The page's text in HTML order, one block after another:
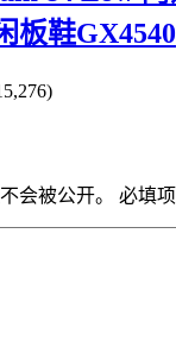
板鞋GX4540
会被公开。 必填